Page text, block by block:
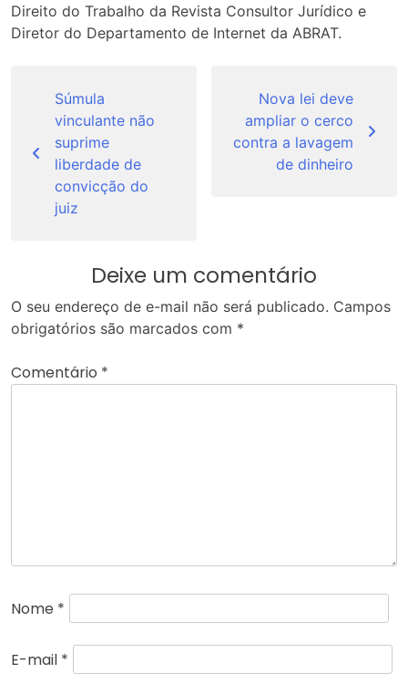
Direito do Trabalho da Revista Consultor Jurídico e
Diretor do Departamento de Internet da ABRAT.
Post
Súmula
vinculante não
suprime
liberdade de
convicção do
juiz
Nova lei deve
ampliar o cerco
contra a lavagem
de dinheiro
Deixe um comentário
O seu endereço de e-mail não será publicado. Campos
obrigatórios são marcados com *
Comentário *
Nome *
E-mail *